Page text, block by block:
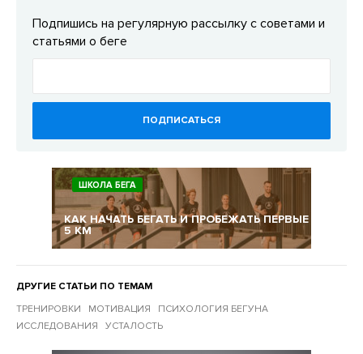
Подпишись на регулярную рассылку с советами и
статьями о беге
ПОДПИСАТЬСЯ
ШКОЛА БЕГА
КАК НАЧАТЬ БЕГАТЬ И ПРОБЕЖАТЬ ПЕРВЫЕ
5 КМ
ДРУГИЕ СТАТЬИ ПО ТЕМАМ
ТРЕНИРОВКИ
МОТИВАЦИЯ
ПСИХОЛОГИЯ БЕГУНА
ИССЛЕДОВАНИЯ
УСТАЛОСТЬ